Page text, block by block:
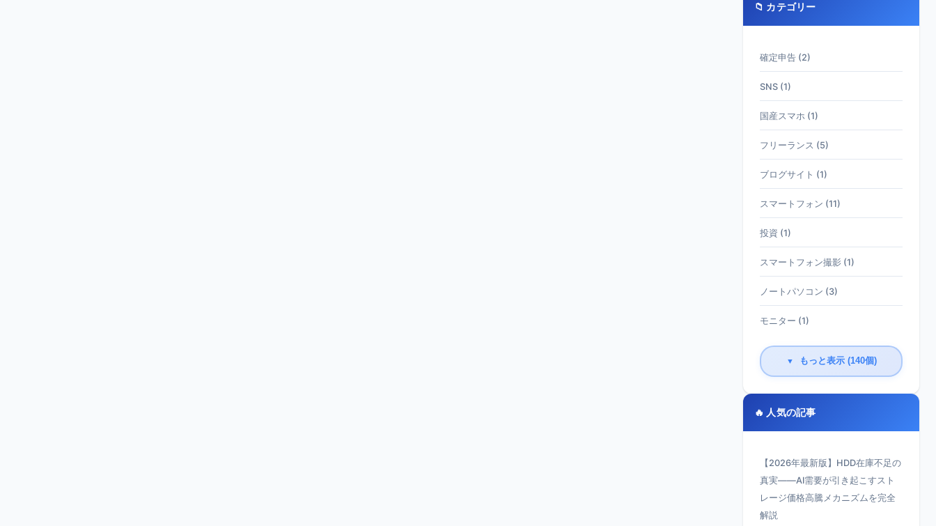
📁 カテゴリー
確定申告 (2)
SNS (1)
国産スマホ (1)
フリーランス (5)
ブログサイト (1)
スマートフォン (11)
投資 (1)
スマートフォン撮影 (1)
ノートパソコン (3)
モニター (1)
▼ もっと表示 (140個)
🔥 人気の記事
【2026年最新版】HDD在庫不足の
真実——AI需要が引き起こすスト
レージ価格高騰メカニズムを完全
解説